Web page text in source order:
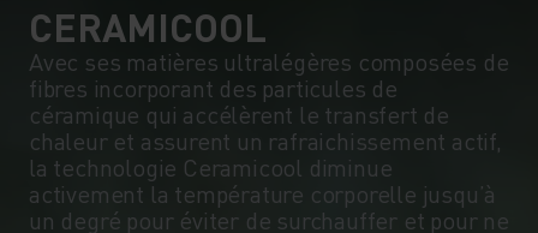
CERAMICOOL
Avec ses matières ultralégères composées de
fibres incorporant des particules de
céramique qui accélèrent le transfert de
chaleur et assurent un rafraichissement actif,
la technologie Ceramicool diminue
activement la température corporelle jusqu’à
un degré pour éviter de surchauffer et pour ne